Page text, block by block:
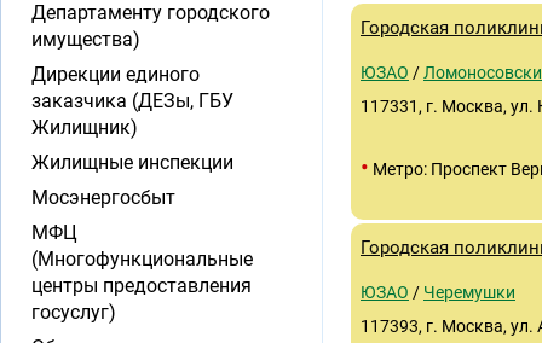
Городская
ЮЗАО /
117331, г. Москва, ул.
• Метро: Проспект
Городская
ЮЗАО / Черемушки
117393, г. Москва, ул.
Департаменту городского
имущества)
Дирекции единого
заказчика (ДЕЗы, ГБУ
Жилищник)
Жилищные инспекции
Мосэнергосбыт
МФЦ
(Многофункциональные
центры предоставления
госуслуг)